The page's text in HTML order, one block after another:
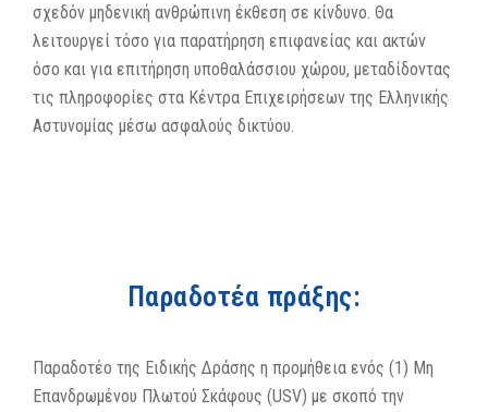
σχεδόν μηδενική ανθρώπινη έκθεση σε κίνδυνο. Θα
λειτουργεί τόσο για παρατήρηση επιφανείας και ακτών
όσο και για επιτήρηση υποθαλάσσιου χώρου, μεταδίδοντας
τις πληροφορίες στα Κέντρα Επιχειρήσεων της Ελληνικής
Αστυνομίας μέσω ασφαλούς δικτύου.
Παραδοτέα πράξης:
Παραδοτέο της Ειδικής Δράσης η προμήθεια ενός (1) Μη
Επανδρωμένου Πλωτού Σκάφους (USV) με σκοπό την